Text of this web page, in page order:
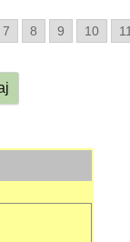
7 8 9 10